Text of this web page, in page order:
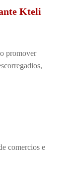
Kteli
promover
comercios e